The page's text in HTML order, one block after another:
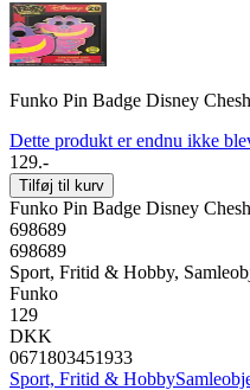
Funko Pin Badge Disney
Dette produkt er endnu ikke
129.-
Tilføj til kurv
Funko Pin Badge Disney
698689
698689
Sport, Fritid & Hobby,
Funko
129
DKK
0671803451933
Sport, Fritid & Hobby